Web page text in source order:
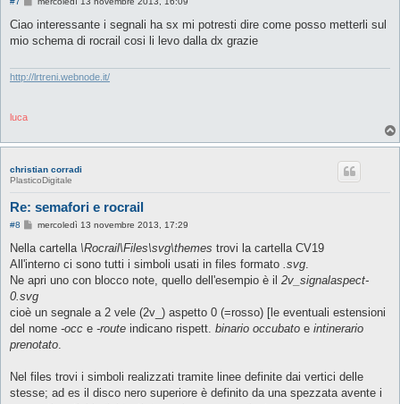
s
a
i
Ciao interessante i segnali ha sx mi potresti dire come posso metterli sul
mio schema di rocrail cosi li levo dalla dx grazie
http://lrtreni.webnode.it/
luca
christian corradi
PlasticoDigitale
Re: semafori e rocrail
#8
M
s
a
g
g
i
o
mercoledì 13 novembre 2013, 17:29
Nella cartella \Rocrail\Files\svg\themes trovi la cartella CV19
All'interno ci sono tutti i simboli usati in files formato .svg
Ne apri uno con blocco note, quello dell'esempio è il 2v_signalaspect-
0.svg
cioè un segnale a 2 vele (2v_) aspetto 0 (=rosso) [le eventuali estensioni
del nome -occ e -route indicano rispett. binario occubato e intinerario
prenotato
Nel files trovi i simboli realizzati tramite linee definite dai vertici delle
stesse; ad es il disco nero superiore è definito da una spezzata avente i